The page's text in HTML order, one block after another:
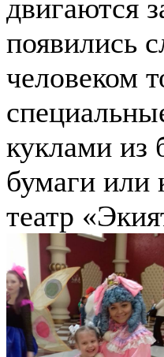
двигаются
появились
человеком
куклами из
бумаги
театр